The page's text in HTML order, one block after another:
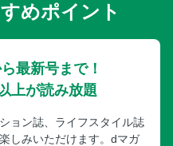
めポイント
最新号まで！
上が読み放題
ョン誌、ライフスタイル誌
しみいただけます。dマガ